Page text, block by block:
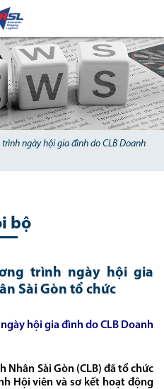
ngày hội gia đình do CLB Doanh
bộ
trình ngày hội gia
Sài Gòn tổ chức
hội gia đình do CLB Doanh
Nhân Sài Gòn (CLB) đã tổ chức
Hội viên và sơ kết hoạt động